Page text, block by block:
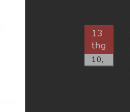
13
thg
10,